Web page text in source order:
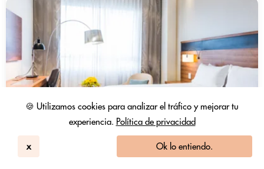
🍪 Utilizamos cookies para analizar el tráfico y mejorar tu
experiencia. Política de privacidad
x Ok lo entiendo.